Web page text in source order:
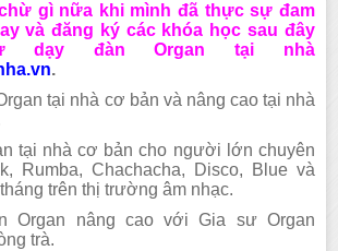
gì nữa khi mình đã thực sự đam
và đăng ký các khóa học sau đây
dạy đàn Organ tại nhà
.
tại nhà cơ bản và nâng cao tại nhà
tại nhà cơ bản cho người lớn chuyên
Rumba, Chachacha, Disco, Blue và
trên thị trường âm nhạc.
Organ nâng cao với Gia sư Organ
trà.